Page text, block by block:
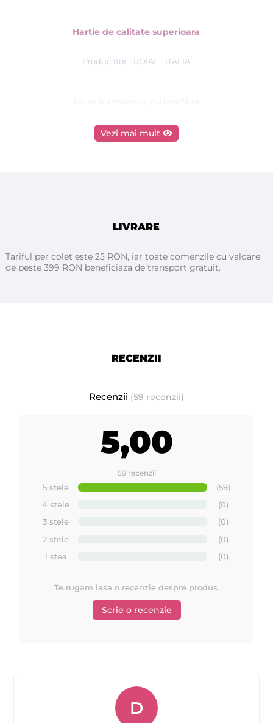
Hartie de calitate superioara
Producator - ROIAL - ITALIA
Vezi mai mult
LIVRARE
Tariful per colet este 25 RON, iar toate comenzile cu valoare
de peste 399 RON beneficiaza de transport gratuit.
RECENZII
Recenzii (59 recenzii)
5,00
59 recenzii
5 stele
(59)
4 stele
(0)
3 stele
(0)
2 stele
(0)
1 stea
(0)
Te rugam lasa o recenzie despre produs.
Scrie o recenzie
D